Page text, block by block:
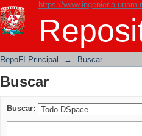
https://
Buscar
RepoFI Principal → Buscar
Buscar
Buscar: